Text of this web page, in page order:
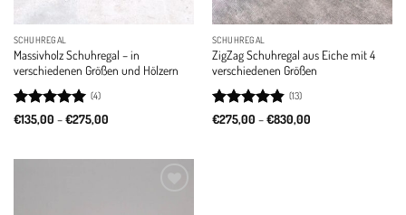
SCHUHREGAL
Massivholz Schuhregal – in
verschiedenen Größen und Hölzern
Rated 5
(4)
€135,00 –€275,00Price
SCHUHREGAL
ZigZag Schuhregal aus Eiche mit 4
verschiedenen Größen
Rated4.85
(13)
€275,00 –€830,00Price